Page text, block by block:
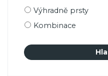
Výhradně prsty
Kombinace